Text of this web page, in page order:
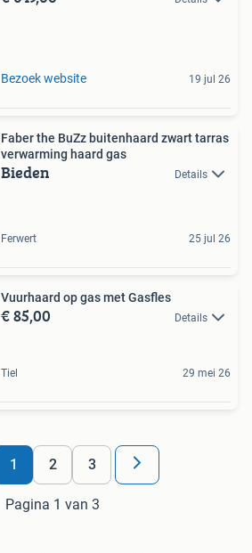
Bezoek website 19 jul 26
Faber the BuZz buitenhaard zwart tarras
verwarming haard gas
Bieden Details
Ferwert 25 jul 26
Vuurhaard op gas met Gasfles
€ 85,00 Details
Tiel 29 mei 26
1 2 3
Pagina 1 van 3